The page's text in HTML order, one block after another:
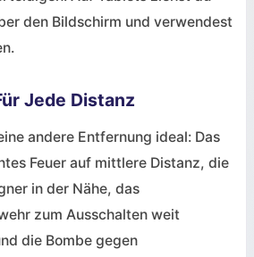
den Bildschirm und verwendest
Jede Distanz
andere Entfernung ideal: Das
Feuer auf mittlere Distanz, die
in der Nähe, das
zum Ausschalten weit
die Bombe gegen